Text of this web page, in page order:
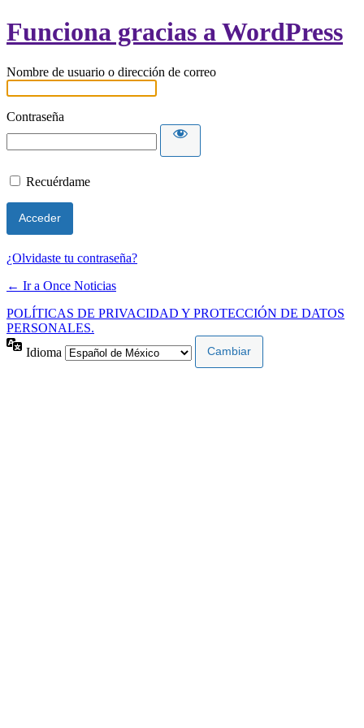
Funciona gracias a WordPress
Nombre de usuario o dirección de correo
Contraseña
Recuérdame
¿Olvidaste tu contraseña?
← Ir a Once Noticias
POLÍTICAS DE PRIVACIDAD Y PROTECCIÓN DE DATOS
PERSONALES.
Idioma